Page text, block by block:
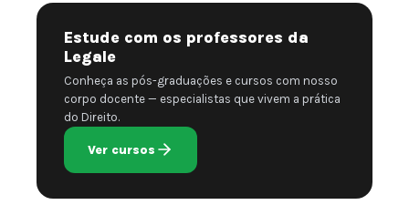
Estude com os professores da
Legale
Conheça as pós-graduações e cursos com nosso
corpo docente — especialistas que vivem a prática
do Direito.
Ver cursos